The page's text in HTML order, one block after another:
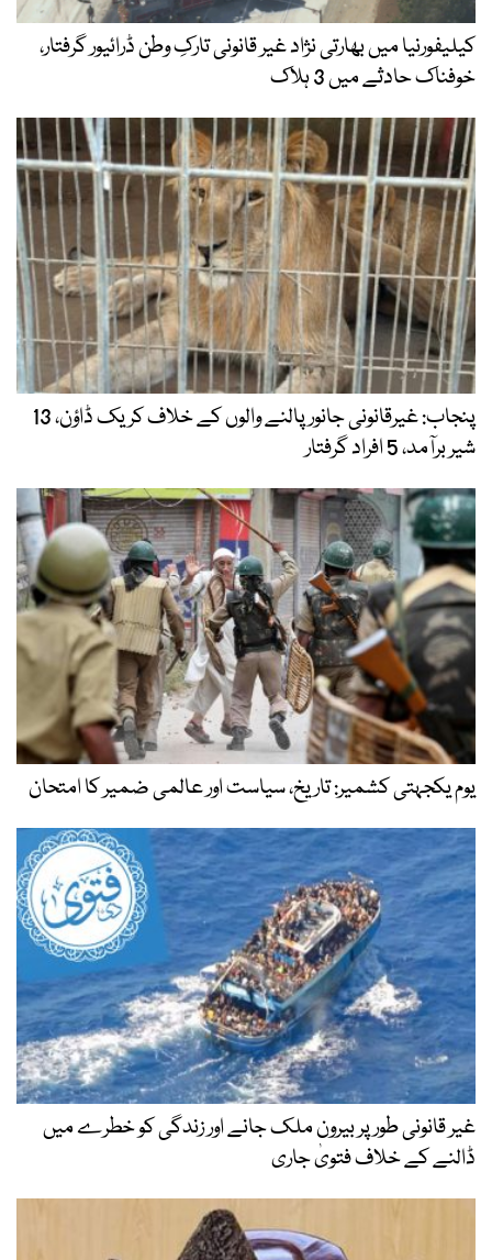
کیلیفورنیا میں بھارتی نژاد غیر قانونی تارکِ وطن ڈرائیور گرفتار،
خوفناک حادثے میں 3 ہلاک
پنجاب: غیرقانونی جانور پالنے والوں کے خلاف کریک ڈاؤن، 13
شیر برآمد، 5 افراد گرفتار
یوم یکجہتی کشمیر: تاریخ، سیاست اور عالمی ضمیر کا امتحان
غیر قانونی طور پر بیرون ملک جانے اور زندگی کو خطرے میں
ڈالنے کے خلاف فتویٰ جاری